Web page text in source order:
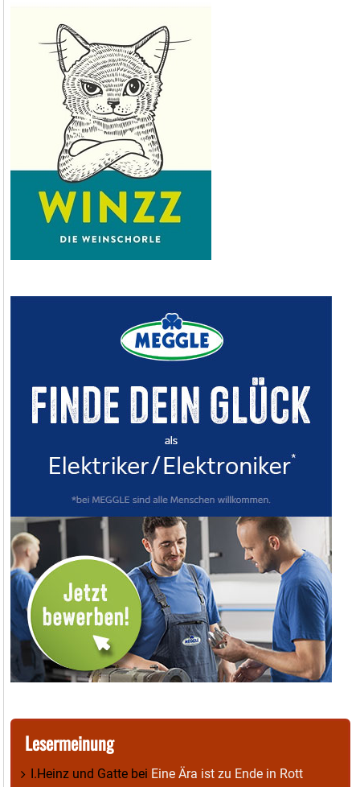
Lesermeinung
I.Heinz und Gatte bei Eine Ära ist zu Ende in Rott